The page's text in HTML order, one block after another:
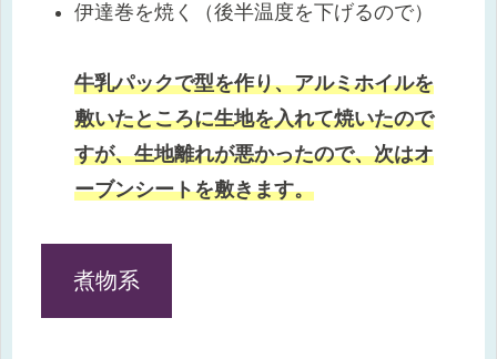
伊達巻を焼く（後半温度を下げるので）
牛乳パックで型を作り、アルミホイルを
敷いたところに生地を入れて焼いたので
すが、生地離れが悪かったので、次はオ
ーブンシートを敷きます。
煮物系